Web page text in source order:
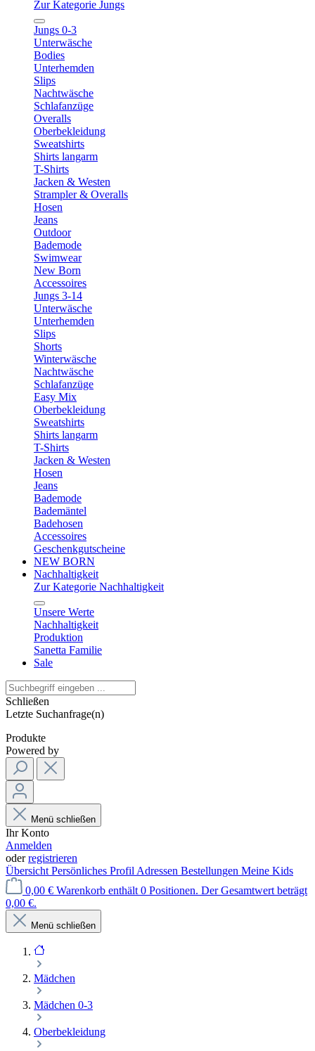
Zur Kategorie Jungs
Jungs 0-3
Unterwäsche
Bodies
Unterhemden
Slips
Nachtwäsche
Schlafanzüge
Overalls
Oberbekleidung
Sweatshirts
Shirts langarm
T-Shirts
Jacken & Westen
Strampler & Overalls
Hosen
Jeans
Outdoor
Bademode
Swimwear
New Born
Accessoires
Jungs 3-14
Unterwäsche
Unterhemden
Slips
Shorts
Winterwäsche
Nachtwäsche
Schlafanzüge
Easy Mix
Oberbekleidung
Sweatshirts
Shirts langarm
T-Shirts
Jacken & Westen
Hosen
Jeans
Bademode
Bademäntel
Badehosen
Accessoires
Geschenkgutscheine
NEW BORN
Nachhaltigkeit
Zur Kategorie Nachhaltigkeit
Unsere Werte
Nachhaltigkeit
Produktion
Sanetta Familie
Sale
Schließen
Letzte Suchanfrage(n)
Produkte
Powered by
Menü schließen
Ihr Konto
Anmelden
oderregistrieren
Übersicht Persönliches Profil Adressen Bestellungen Meine Kids
0,00 € Warenkorb enthält 0 Positionen. Der Gesamtwert beträgt
0,00 €.
Menü schließen
Mädchen
Mädchen 0-3
Oberbekleidung